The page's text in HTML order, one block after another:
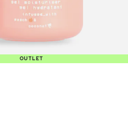
OUTLET